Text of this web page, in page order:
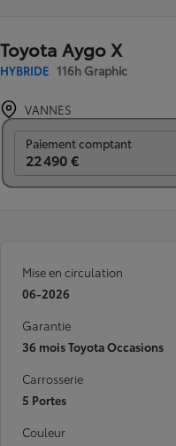
Toyota Aygo X
HYBRIDE 116h Graphic
VANNES
Paiement comptant
22 490 €
Mise en circulation
06-2026
Garantie
36 mois Toyota Occasions
Carrosserie
5 Portes
Couleur